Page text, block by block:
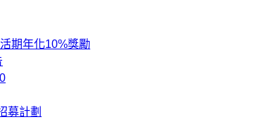
期年化10%獎勵
募計劃